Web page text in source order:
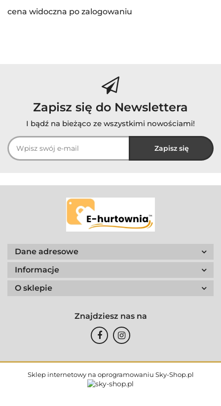
cena widoczna po zalogowaniu
Zapisz się do Newslettera
I bądź na bieżąco ze wszystkimi nowościami!
Dane adresowe
Informacje
O sklepie
Znajdziesz nas na
Sklep internetowy na oprogramowaniu Sky-Shop.pl